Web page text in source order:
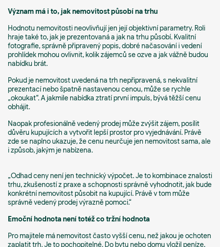
Význam má i to, jak nemovitost působí na trhu
Hodnotu nemovitosti neovlivňují jen její objektivní parametry. Roli
hraje také to, jak je prezentovaná a jak na trhu působí. Kvalitní
fotografie, správně připravený popis, dobré načasování i vedení
prohlídek mohou ovlivnit, kolik zájemců se ozve a jak vážně budou
nabídku brát.
Pokud je nemovitost uvedená na trh nepřipravená, s nekvalitní
prezentací nebo špatně nastavenou cenou, může se rychle
„okoukat“. A jakmile nabídka ztratí první impuls, bývá těžší cenu
obhájit.
Naopak profesionálně vedený prodej může zvýšit zájem, posílit
důvěru kupujících a vytvořit lepší prostor pro vyjednávání. Právě
zde se naplno ukazuje, že cenu neurčuje jen nemovitost sama, ale
i způsob, jakým je nabízena.
„Odhad ceny není jen technický výpočet. Je to kombinace znalosti
trhu, zkušeností z praxe a schopnosti správně vyhodnotit, jak bude
konkrétní nemovitost působit na kupující. Právě v tom může
správně vedený prodej výrazně pomoci.“
Emoční hodnota není totéž co tržní hodnota
Pro majitele má nemovitost často vyšší cenu, než jakou je ochoten
zaplatit trh. Je to pochopitelné. Do bytu nebo domu vložil peníze,